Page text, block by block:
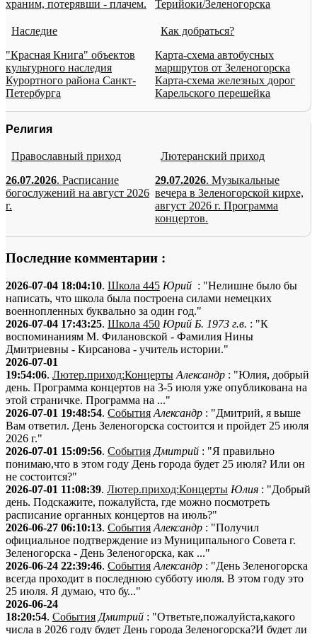
храним, потерявши - плачем. Терийоки/Зеленогорска
Наследие
"Красная Книга" объектов
культурного наследия
Курортного района Санкт-
Петербурга
Как добраться?
Карта-схема автобусных
маршрутов от Зеленогорска
Карта-схема железных дорог
Карельского перешейка
Религия
Православный приход
26.07.2026. Расписание
богослужений на август 2026
г.
Лютеранский приход
29.07.2026. Музыкальные
вечера в Зеленогорской кирхе,
август 2026 г. Программа
концертов.
Последние комментарии :
2026-07-04 18:04:10. Школа 445 Юрий : "Нелишне было бы
написать, что школа была построена силами немецких
военнопленных буквально за один год."
2026-07-04 17:43:25. Школа 450 Юрий Б. 1973 г.в. : "К
воспоминаниям М. Филановской - Фамилия Нины
Дмитриевны - Кирсанова - учитель истории."
2026-07-01
19:54:06. Лютер.приход:Концерты Александр : "Юлия, добрый
день. Программа концертов на 3-5 июля уже опубликована на
этой страничке. Программа на ..."
2026-07-01 19:48:54. События Александр : "Дмитрий, я выше
Вам ответил. День Зеленогорска состоится и пройдет 25 июля
2026 г."
2026-07-01 15:09:56. События Дмитрий : "Я правильно
понимаю,что в этом году День города будет 25 июля? Или он
не состоится?"
2026-07-01 11:08:39. Лютер.приход:Концерты Юлия : "Добрый
день. Подскажите, пожалуйста, где можно посмотреть
расписание органных концертов на июль?"
2026-06-27 06:10:13. События Александр : "Получил
официальное подтверждение из Муниципального Совета г.
Зеленогорска - День Зеленогорска, как ..."
2026-06-24 22:39:46. События Александр : "День Зеленогорска
всегда проходит в последнюю субботу июля. В этом году это
25 июля. Я думаю, что бу..."
2026-06-24
18:20:54. События Дмитрий : "Ответьте,пожалуйста,какого
числа в 2026 году будет День города Зеленогорска?И будет ли